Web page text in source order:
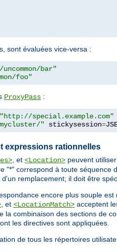
sont évaluées vice-versa :
bar"
foo"
ProxyPass :
"http://special.example.com"
" stickysession=
expressions rationnelles
, et <Location> peuvent
"*" correspond à toute séquence
remplacement; il doit être
encore plus souple
, et <LocationMatch> acceptent
la combinaison des sections de
les directives sont appliquées.
de tous les répertoires